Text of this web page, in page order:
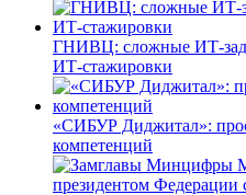
ГНИВЦ: сложные
ИТ‑стажировки
«СИБУР Диджитал»:
компетенций